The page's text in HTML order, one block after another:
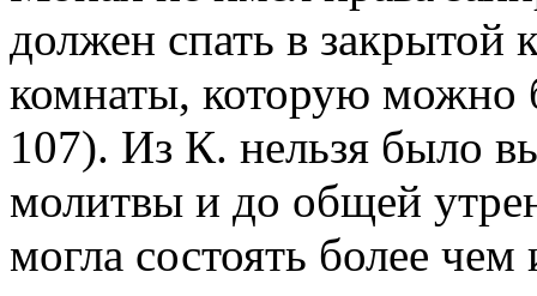
должен спать в закрытой
комнаты, которую
107). Из К. нельзя было
молитвы и до общей
могла состоять более